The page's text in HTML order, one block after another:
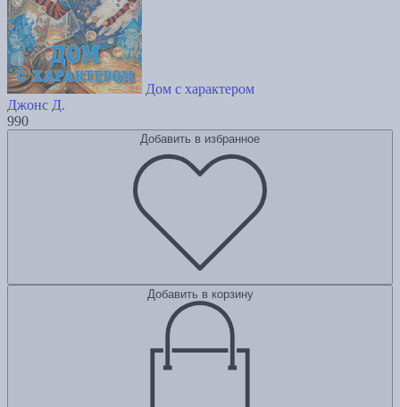
Дом с характером
Джонс Д.
990
Добавить в избранное
Добавить в корзину